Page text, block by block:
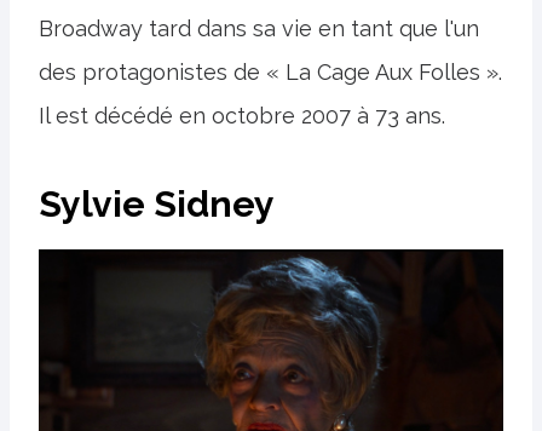
Broadway tard dans sa vie en tant que l'un
des protagonistes de « La Cage Aux Folles ».
Il est décédé en octobre 2007 à 73 ans.
Sylvie Sidney